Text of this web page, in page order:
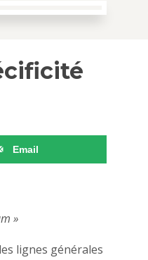
Email
»
lignes générales